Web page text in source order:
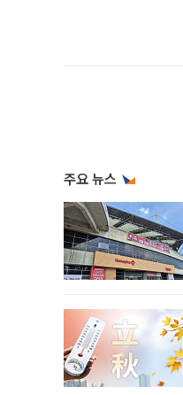
주요 뉴스